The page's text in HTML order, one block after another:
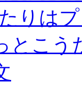
りはプ
とこう